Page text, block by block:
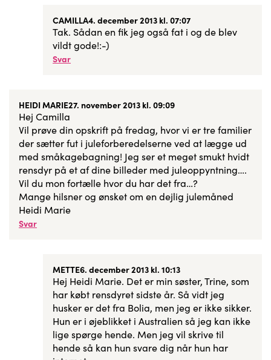
CAMILLA4. december 2013 kl. 07:07
Tak. Sådan en fik jeg også fat i og de blev
vildt gode!:-)
Svar
HEIDI MARIE27. november 2013 kl. 09:09
Hej Camilla
Vil prøve din opskrift på fredag, hvor vi er tre familier
der sætter fut i juleforberedelserne ved at lægge ud
med småkagebagning! Jeg ser et meget smukt hvidt
rensdyr på et af dine billeder med juleoppyntning….
Vil du mon fortælle hvor du har det fra…?
Mange hilsner og ønsket om en dejlig julemåned
Heidi Marie
Svar
METTE6. december 2013 kl. 10:13
Hej Heidi Marie. Det er min søster, Trine, som
har købt rensdyret sidste år. Så vidt jeg
husker er det fra Bolia, men jeg er ikke sikker.
Hun er i øjeblikket i Australien så jeg kan ikke
lige spørge hende. Men jeg vil skrive til
hende så kan hun svare dig når hun har